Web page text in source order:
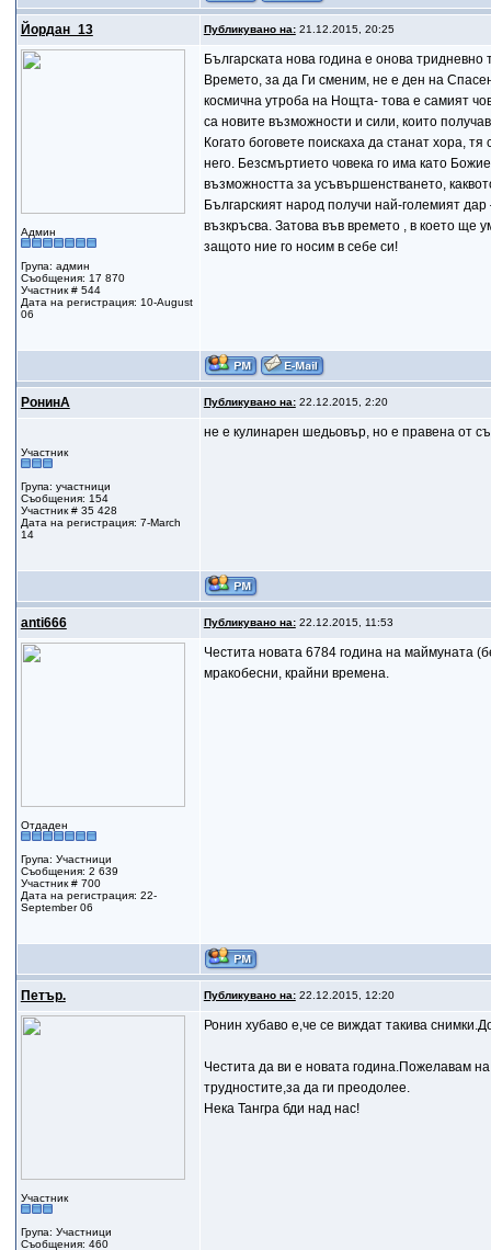
Йордан_13 Публикувано на:21.12.2015, 20:25
Админ
Група: админ
Съобщения: 17 870
Участник # 544
Дата на регистрация: 10-August
06
Българската нова година е онова
Времето, за да Ги сменим, не е ден на
космична утроба на Нощта- това е самият
са новите възможности и сили, които
Когато боговете поискаха да станат хора,
него. Безсмъртието човека го има като
възможността за усъвършенстването,
Българският народ получи най-големият
възкръсва. Затова във времето , в което ще
защото ние го носим в себе си!
РонинА Публикувано на:22.12.2015, 2:20
Участник
Група: участници
Съобщения: 154
Участник # 35 428
Дата на регистрация: 7-March
14
не е кулинарен шедьовър, но е правена от
anti666 Публикувано на:22.12.2015, 11:53
Отдаден
Група: Участници
Съобщения: 2 639
Участник # 700
Дата на регистрация: 22-
September 06
Честита новата 6784 година на маймуната
мракобесни, крайни времена.
Петър. Публикувано на:22.12.2015, 12:20
Участник
Група: Участници
Съобщения: 460
Ронин хубаво е,че се виждат такива
Честита да ви е новата година.Пожелавам
трудностите,за да ги преодолее.
Нека Тангра бди над нас!